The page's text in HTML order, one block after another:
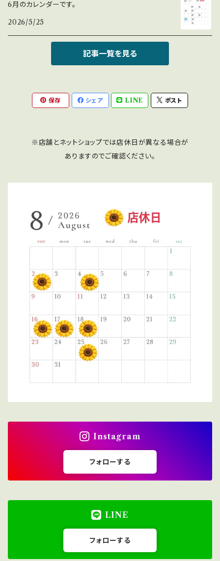
6月のカレンダーです。
2026/5/25
記事一覧を見る
保存 シェア LINE ポスト
※店舗とネットショップでは店休日が異なる場合が
ありますのでご確認ください。
Instagram
フォローする
LINE
フォローする